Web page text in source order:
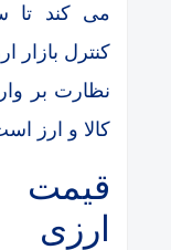
می‌ کند تا
کنترل بازار
نظارت بر
کالا و ارز
قیمت
ارزی